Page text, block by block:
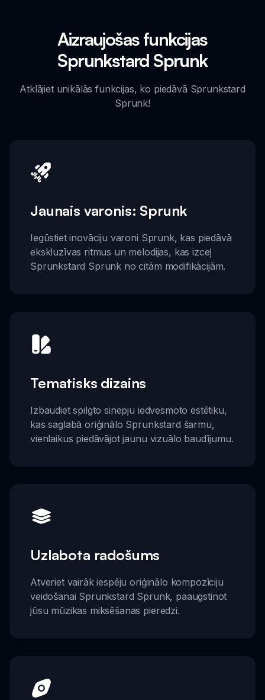
Aizraujošas funkcijas
Sprunkstard Sprunk
Atklājiet unikālās funkcijas, ko piedāvā Sprunkstard
Sprunk!
Jaunais varonis: Sprunk
Iegūstiet inovāciju varoni Sprunk, kas piedāvā
ekskluzīvas ritmus un melodijas, kas izceļ
Sprunkstard Sprunk no citām modifikācijām.
Tematisks dizains
Izbaudiet spilgto sinepju iedvesmoto estētiku,
kas saglabā oriģinālo Sprunkstard šarmu,
vienlaikus piedāvājot jaunu vizuālo baudījumu.
Uzlabota radošums
Atveriet vairāk iespēju oriģinālo kompozīciju
veidošanai Sprunkstard Sprunk, paaugstinot
jūsu mūzikas miksēšanas pieredzi.